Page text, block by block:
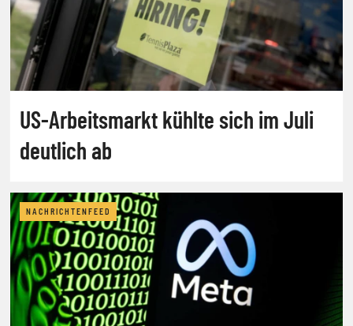
US-Arbeitsmarkt kühlte sich im Juli
deutlich ab
NACHRICHTENFEED